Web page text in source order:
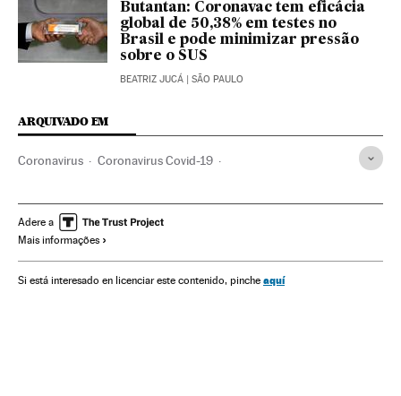
Butantan: Coronavac tem eficácia
global de 50,38% em testes no
Brasil e pode minimizar pressão
sobre o SUS
BEATRIZ JUCÁ | SÃO PAULO
ARQUIVADO EM
Coronavirus Coronavirus Covid-19
Doenças infecciosas Assistência sanitária
Vacinas
Adere a
Mais informações
Si está interesado en licenciar este contenido, pinche aquí